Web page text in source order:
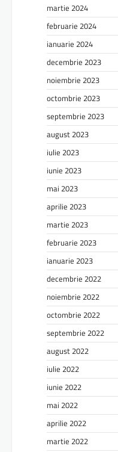
martie 2024
februarie 2024
ianuarie 2024
decembrie 2023
noiembrie 2023
octombrie 2023
septembrie 2023
august 2023
iulie 2023
iunie 2023
mai 2023
aprilie 2023
martie 2023
februarie 2023
ianuarie 2023
decembrie 2022
noiembrie 2022
octombrie 2022
septembrie 2022
august 2022
iulie 2022
iunie 2022
mai 2022
aprilie 2022
martie 2022